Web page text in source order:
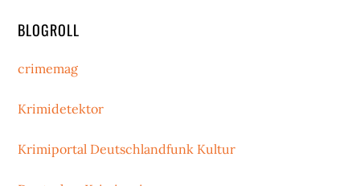
BLOGROLL
crimemag
Krimidetektor
Krimiportal Deutschlandfunk Kultur